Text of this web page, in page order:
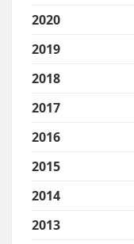
2020
2019
2018
2017
2016
2015
2014
2013